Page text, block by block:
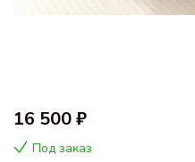
16 500 ₽
Под заказ